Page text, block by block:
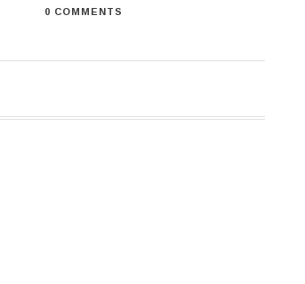
0 COMMENTS